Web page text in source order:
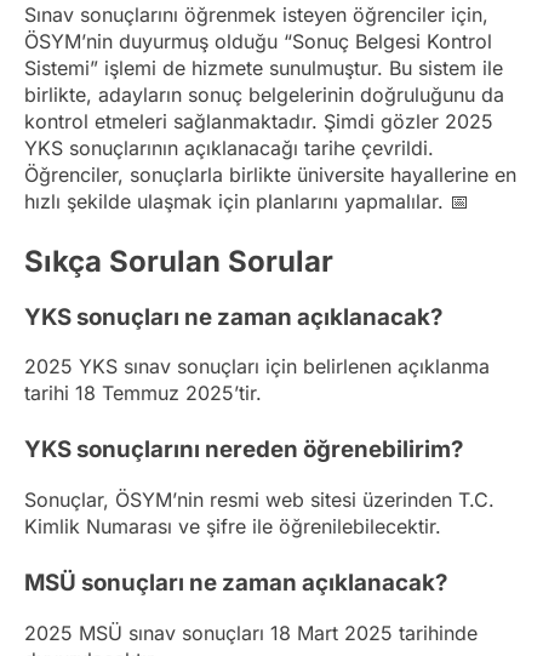
Sınav sonuçlarını öğrenmek isteyen öğrenciler için,
ÖSYM’nin duyurmuş olduğu “Sonuç Belgesi Kontrol
Sistemi” işlemi de hizmete sunulmuştur. Bu sistem ile
birlikte, adayların sonuç belgelerinin doğruluğunu da
kontrol etmeleri sağlanmaktadır. Şimdi gözler 2025
YKS sonuçlarının açıklanacağı tarihe çevrildi.
Öğrenciler, sonuçlarla birlikte üniversite hayallerine en
hızlı şekilde ulaşmak için planlarını yapmalılar. 📅
Sıkça Sorulan Sorular
YKS sonuçları ne zaman açıklanacak?
2025 YKS sınav sonuçları için belirlenen açıklanma
tarihi 18 Temmuz 2025’tir.
YKS sonuçlarını nereden öğrenebilirim?
Sonuçlar, ÖSYM’nin resmi web sitesi üzerinden T.C.
Kimlik Numarası ve şifre ile öğrenilebilecektir.
MSÜ sonuçları ne zaman açıklanacak?
2025 MSÜ sınav sonuçları 18 Mart 2025 tarihinde